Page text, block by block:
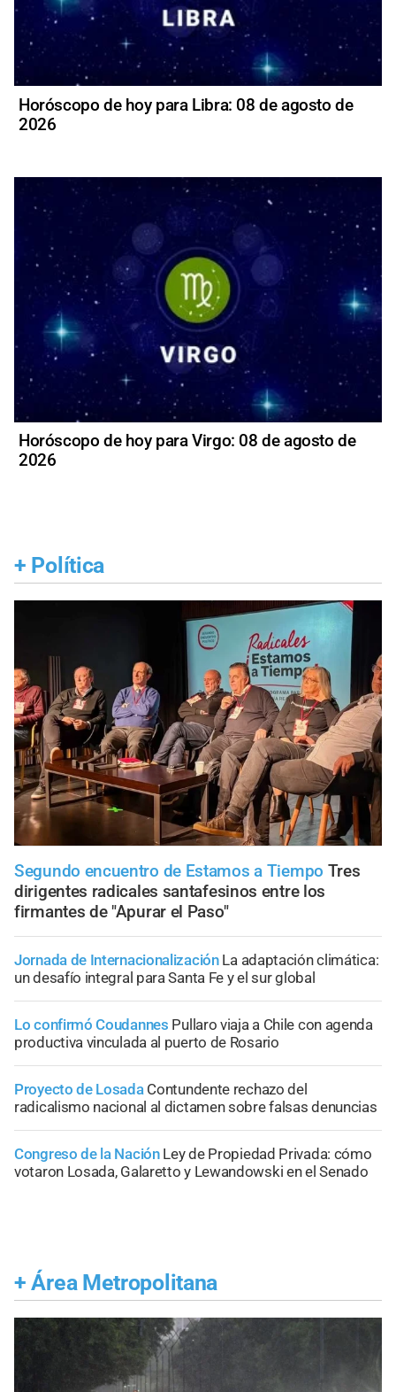
Horóscopo de hoy para Libra: 08 de agosto de
2026
Horóscopo de hoy para Virgo: 08 de agosto de
2026
+ Política
Segundo encuentro de Estamos a Tiempo Tres
dirigentes radicales santafesinos entre los
firmantes de "Apurar el Paso"
Jornada de Internacionalización La adaptación climática:
un desafío integral para Santa Fe y el sur global
Lo confirmó Coudannes Pullaro viaja a Chile con agenda
productiva vinculada al puerto de Rosario
Proyecto de Losada Contundente rechazo del
radicalismo nacional al dictamen sobre falsas denuncias
Congreso de la Nación Ley de Propiedad Privada: cómo
votaron Losada, Galaretto y Lewandowski en el Senado
+ Área Metropolitana